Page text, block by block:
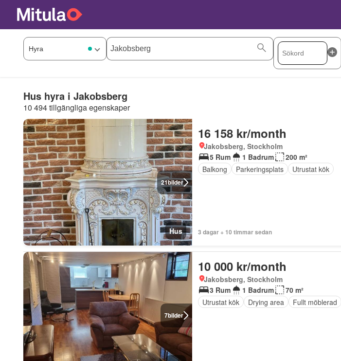
Hus hyra i Jakobsberg
10 494 tillgängliga egenskaper
21bilder
Hus
16 158 kr/month
Jakobsberg, Stockholm
5 Rum
1 Badrum
200 m²
Balkong
Parkeringsplats Utrustat kök
3 dagar + 10 timmar sedan
7bilder
10 000 kr/month
Jakobsberg, Stockholm
3 Rum
1 Badrum
70 m²
Utrustat kök
Drying area Fullt möblerad